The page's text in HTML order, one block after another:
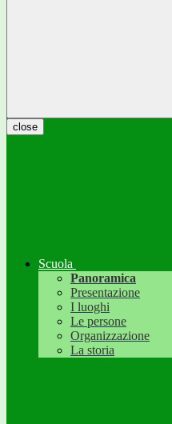
close
Scuola
Panoramica
Presentazione
I luoghi
Le persone
Organizzazione
La storia